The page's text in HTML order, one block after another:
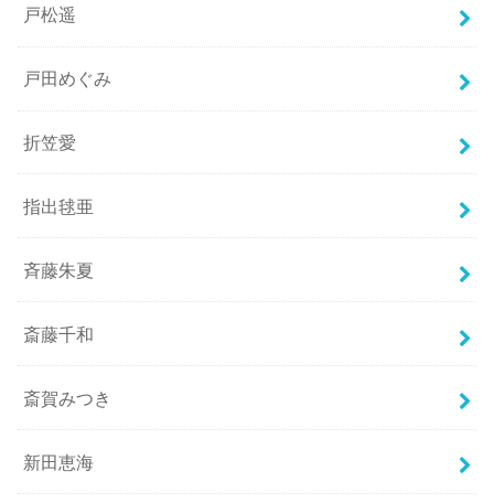
戸松遥
戸田めぐみ
折笠愛
指出毬亜
斉藤朱夏
斎藤千和
斎賀みつき
新田恵海